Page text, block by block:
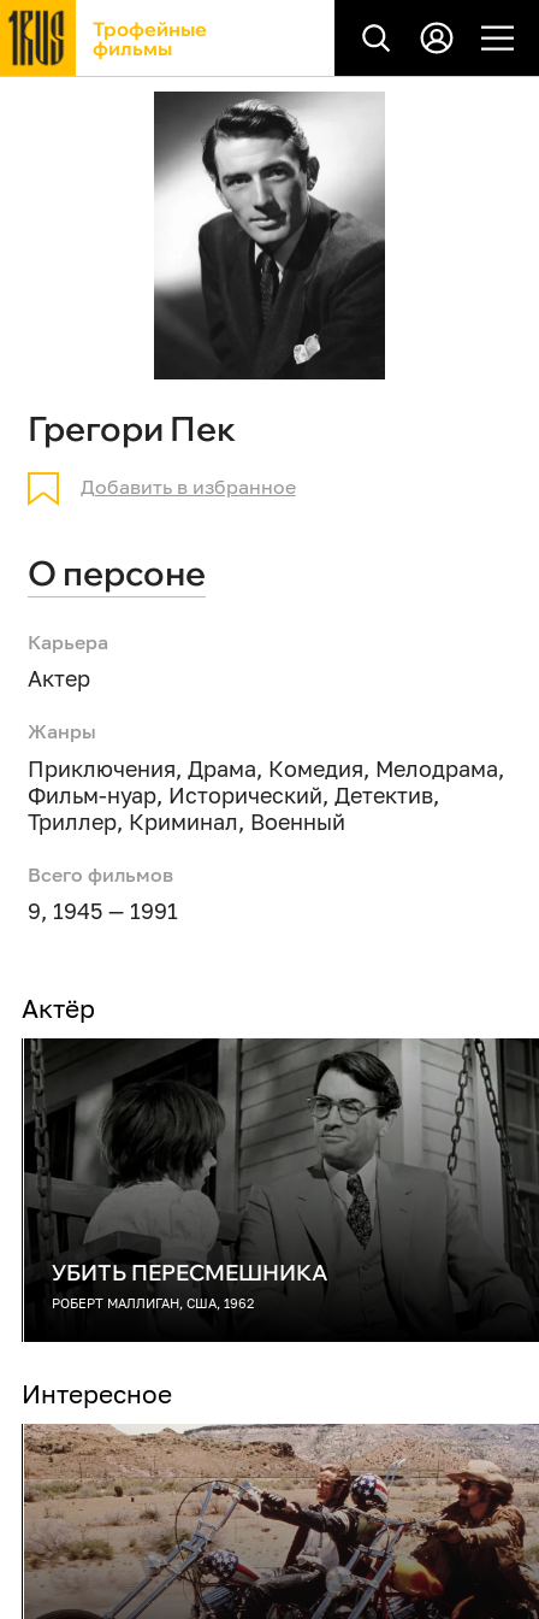
Трофейные
фильмы
Грегори Пек
Добавить в избранное
О персоне
Карьера
Актер
Жанры
Приключения, Драма, Комедия, Мелодрама,
Фильм-нуар, Исторический, Детектив,
Триллер, Криминал, Военный
Всего фильмов
9, 1945 — 1991
Актёр
УБИТЬ ПЕРЕСМЕШНИКА
РОБЕРТ МАЛЛИГАН, США, 1962
Интересное